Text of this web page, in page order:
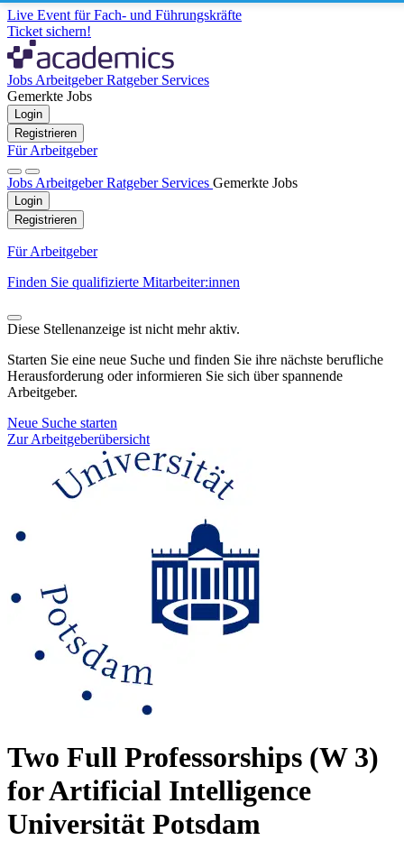
Live Event für Fach- und Führungskräfte
Ticket sichern!
Jobs ArbeitgeberRatgeber Services
Gemerkte Jobs
Login
Registrieren
Für Arbeitgeber
Jobs ArbeitgeberRatgeber Services Gemerkte Jobs
Login
Registrieren
Für Arbeitgeber
Finden Sie qualifizierte Mitarbeiter:innen
Diese Stellenanzeige ist nicht mehr aktiv.
Starten Sie eine neue Suche und finden Sie ihre nächste berufliche
Herausforderung oder informieren Sie sich über spannende
Arbeitgeber.
Neue Suche starten
Zur Arbeitgeberübersicht
Two Full Professorships (W 3)
for Artificial Intelligence
Universität Potsdam